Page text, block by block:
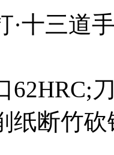
·十三道
62HRC;
纸断竹